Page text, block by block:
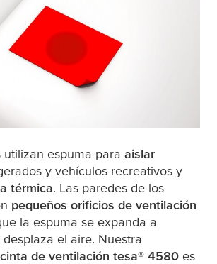
utilizan espuma para aislar
y vehículos recreativos y
térmica. Las paredes de los
pequeños orificios de ventilación
la espuma se expanda a
el aire. Nuestra
de ventilación tesa® 4580 es